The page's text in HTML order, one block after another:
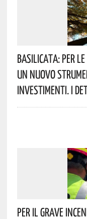
Basilicata: Per
Un Nuovo
Investimenti. I
Per Il Grave